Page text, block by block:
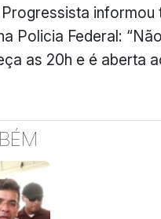
informou
Policia Federal:
as 20h e é aberta